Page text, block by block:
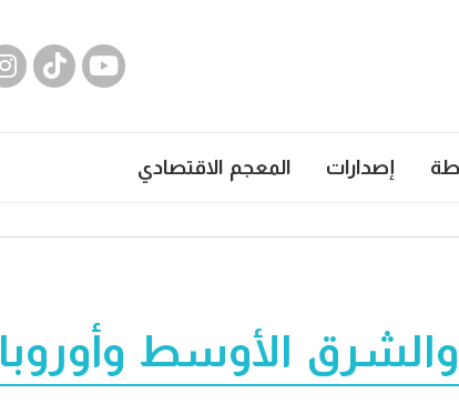
إصدارات المعجم الاقتصادي
والشرق الأوسط وأوروبا